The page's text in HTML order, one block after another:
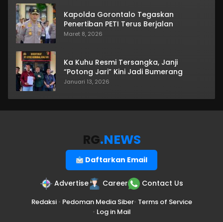
Kapolda Gorontalo Tegaskan
Penertiban PETI Terus Berjalan
Maret 8, 2026
Ka Kuhu Resmi Tersangka, Janji
“Potong Jari” Kini Jadi Bumerang
Januari 13, 2026
RG.NEWS
Daftarkan Email
Advertise Career Contact Us
Redaksi• Pedoman Media Siber• Terms of Service
• Log in Mail